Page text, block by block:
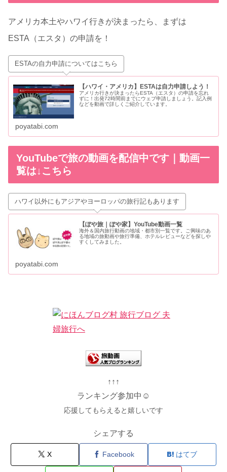
アメリカ本土やハワイ行きが決まったら、まずは
ESTA（エスタ）の申請を！
ESTAの自力申請についてはこちら
【ハワイ・アメリカ】ESTAは自力申請しよう！
アメリカ行きが決まったらESTA（エスタ）の申請を忘れ
ずに！出発72時間前までにウェブ申請しましょう。記入例
などを動画で詳しくご紹介しています。
poyatabi.com
YouTubeで旅の動画を配信中です｜動画一
覧は↓こちら
ハワイ以外にもアジアやヨーロッパの旅行記もあります
【ぽや旅｜ぽや家】YouTube動画一覧
海外＆国内旅行動画の地域・都市別一覧です。ご興味のあ
る地域の旅動画や旅行準備、ホテルレビューなどを探しや
すくしてみました。
poyatabi.com
↑↑↑
ランキング参加中☺
応援してもらえると嬉しいです
シェアする
X Facebook はてブ